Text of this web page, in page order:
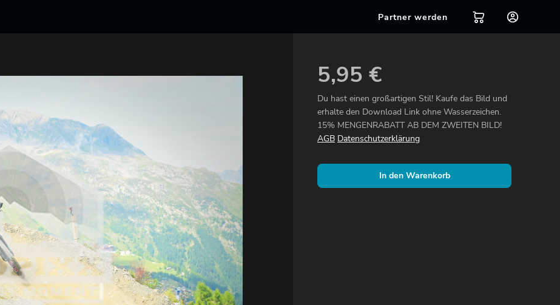
Partner werden
5,95 €
Du hast einen großartigen Stil! Kaufe das Bild und
erhalte den Download Link ohne Wasserzeichen.
15% MENGENRABATT AB DEM ZWEITEN BILD!
AGB Datenschutzerklärung
In den Warenkorb